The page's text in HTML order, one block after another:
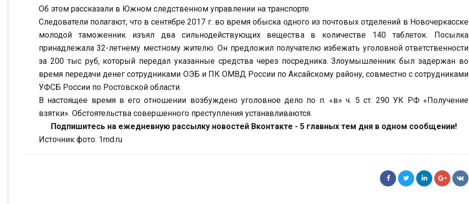
Об этом рассказали в Южном следственном управлении на транспорте.
Следователи полагают, что в сентябре 2017 г. во время обыска одного из почтовых отделений в Новочеркасске
молодой таможенник изъял два сильнодействующих вещества в количестве 140 таблеток. Посылка
принадлежала 32-летнему местному жителю. Он предложил получателю избежать уголовной ответственности
за 200 тыс руб, который передал указанные средства через посредника. Злоумышленник был задержан во
время передачи денег сотрудниками ОЭБ и ПК ОМВД России по Аксайскому району, совместно с сотрудниками
УФСБ России по Ростовской области.
В настоящее время в его отношении возбуждено уголовное дело по п. «в» ч. 5 ст. 290 УК РФ «Получение
взятки». Обстоятельства совершенного преступления устанавливаются.
Подпишитесь на ежедневную рассылку новостей Вконтакте - 5 главных тем дня в одном сообщении!
Источник фото: 1rnd.ru